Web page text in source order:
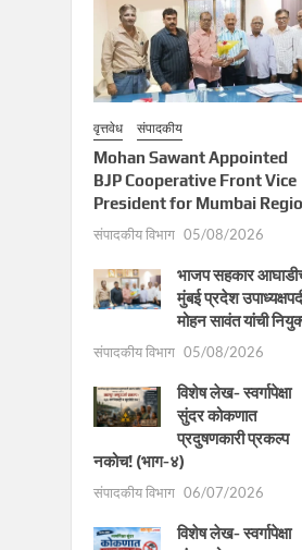
वृत्तवेध संपादकीय
Mohan Sawant Appointed
BJP Cooperative Front Vice
President for Mumbai
संपादकीय विभाग 05/08/2026
भाजप सहकार
मुंबई प्रदेश
मोहन सावंत यांची
संपादकीय विभाग 05/08/2026
विशेष लेख- स्वर्गापेक्षा
सुंदर कोकणात
प्रदुषणकारी प्रकल्प
नकोच! (भाग-४)
संपादकीय विभाग 06/07/2026
विशेष लेख- स्वर्गापेक्षा